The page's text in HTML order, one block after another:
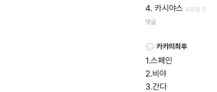
4. 카시야스 625일 전
댓글
카카의최후
1.스페인
2.비야
3.간다